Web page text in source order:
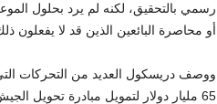
رسمي بالتحقيق، لكنه لم يرد بحلول
أو محاصرة البائعين الذين قد لا يفعلون
65 مليار دولار لتمويل مبادرة تحويل